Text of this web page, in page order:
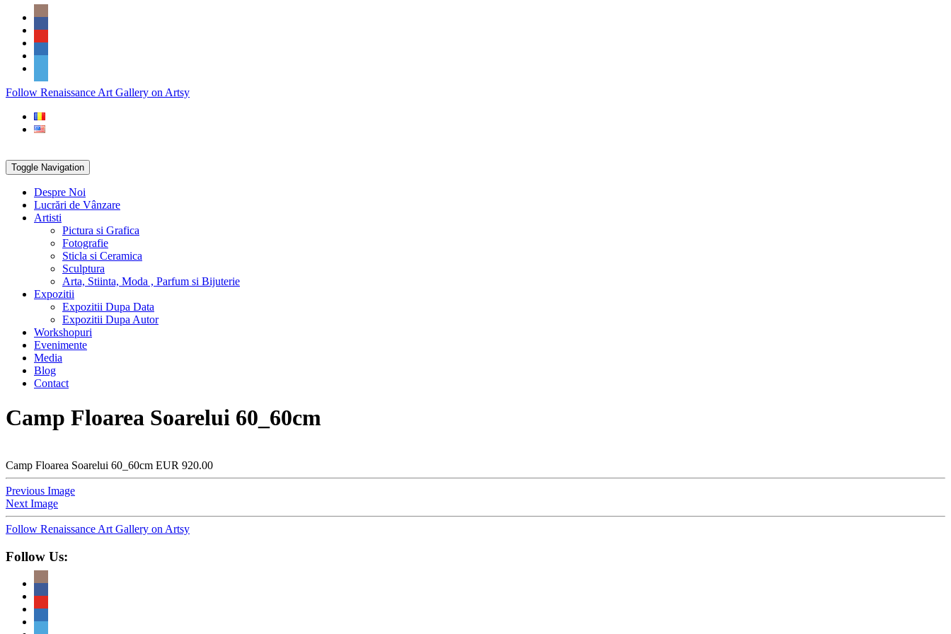
Skip
content
Social
Icons
PARTENER
Follow Renaissance Art Gallery on Artsy
Toggle Navigation
Despre Noi
Lucrări de Vânzare
Artisti
Pictura si Grafica
Fotografie
Sticla si Ceramica
Sculptura
Arta, Stiinta, Moda , Parfum si Bijuterie
Expozitii
Expozitii Dupa Data
Expozitii Dupa Autor
Workshopuri
Evenimente
Media
Blog
Contact
Camp Floarea Soarelui 60_60cm
Camp Floarea Soarelui 60_60cm EUR 920.00
Previous Image
Next Image
Follow Renaissance Art Gallery on Artsy
Follow Us: